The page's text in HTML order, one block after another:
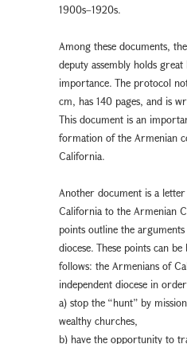
1900s–1920s.
Among these documents,
deputy assembly holds
importance. The protocol
cm, has 140 pages, and is
This document is an
formation of the Armenian
California.
Another document is a
California to the Armenian
points outline the
diocese. These points can
follows: the Armenians of
independent diocese in
a) stop the “hunt” by
wealthy churches,
b) have the opportunity to